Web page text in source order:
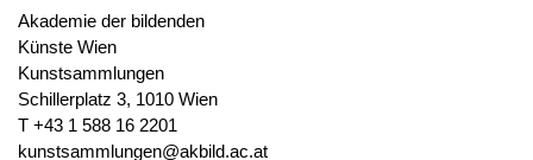
Wasserzeichen
Akademie der bildenden
Künste Wien
Kunstsammlungen
Schillerplatz 3, 1010 Wien
T +43 1 588 16 2201
kunstsammlungen@akbild.ac.at